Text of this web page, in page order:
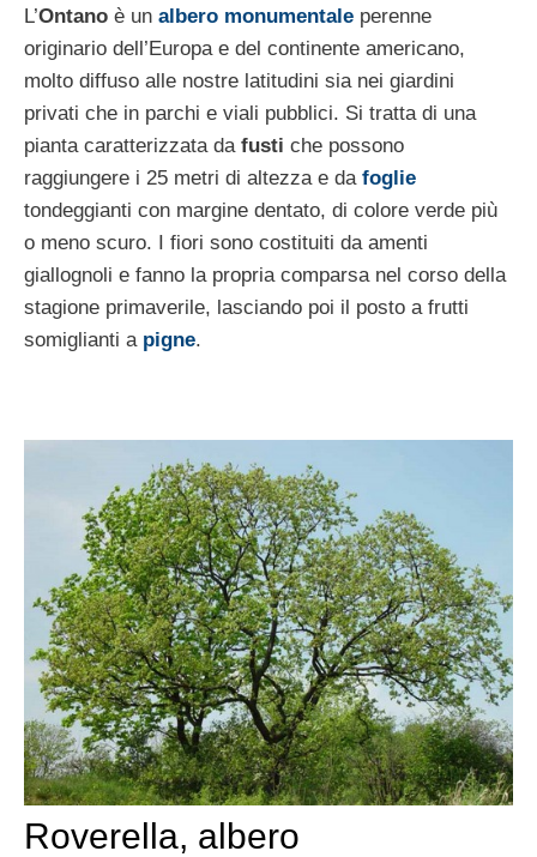
L’Ontano è un albero monumentale perenne
originario dell’Europa e del continente americano,
molto diffuso alle nostre latitudini sia nei giardini
privati che in parchi e viali pubblici. Si tratta di una
pianta caratterizzata da fusti che possono
raggiungere i 25 metri di altezza e da foglie
tondeggianti con margine dentato, di colore verde più
o meno scuro. I fiori sono costituiti da amenti
giallognoli e fanno la propria comparsa nel corso della
stagione primaverile, lasciando poi il posto a frutti
somiglianti a pigne.
Roverella, albero